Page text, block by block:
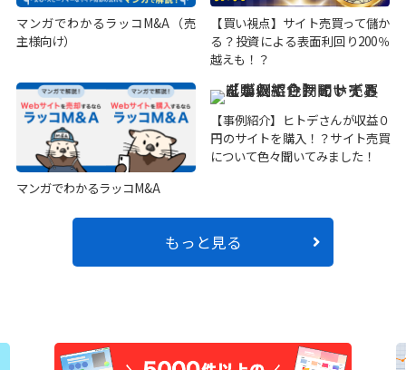
マンガでわかるラッコM&A（売
主様向け）
【買い視点】サイト売買って儲か
る？投資による表面利回り200％
越えも！？
マンガでわかるラッコM&A
【事例紹介】ヒトデさんが収益０
円のサイトを購入！？サイト売買
について色々聞いてみました！
もっと見る